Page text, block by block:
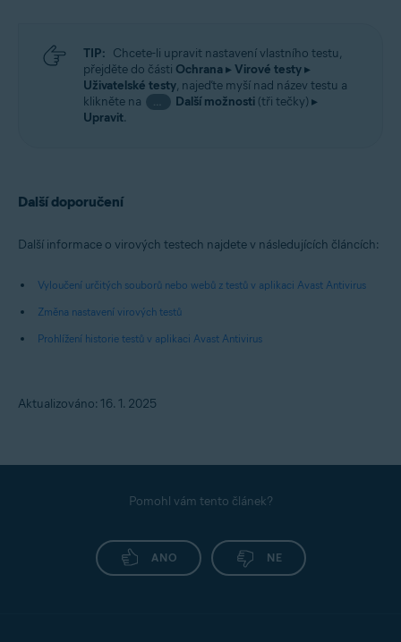
TIP: Chcete-li upravit nastavení vlastního testu,
přejděte do části Ochrana▸ Virové testy▸
Uživatelské testy, najeďte myší nad název testu a
klikněte na
… Další možnosti(tři tečky) ▸
Upravit.
Další doporučení
Další informace o virových testech najdete v následujících článcích:
Vyloučení určitých souborů nebo webů z testů v aplikaci Avast Antivirus
Změna nastavení virových testů
Prohlížení historie testů v aplikaci Avast Antivirus
Aktualizováno: 16. 1. 2025
Pomohl vám tento článek?
ANO NE